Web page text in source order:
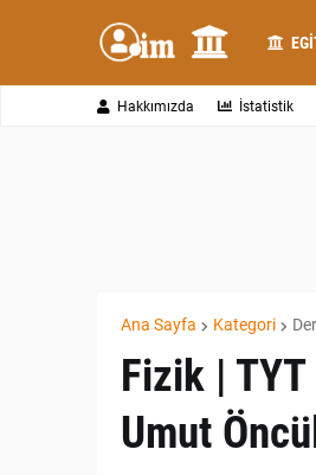
Hakkımızda İstatistik
Ana Sayfa Kategori
Fizik |
Umut